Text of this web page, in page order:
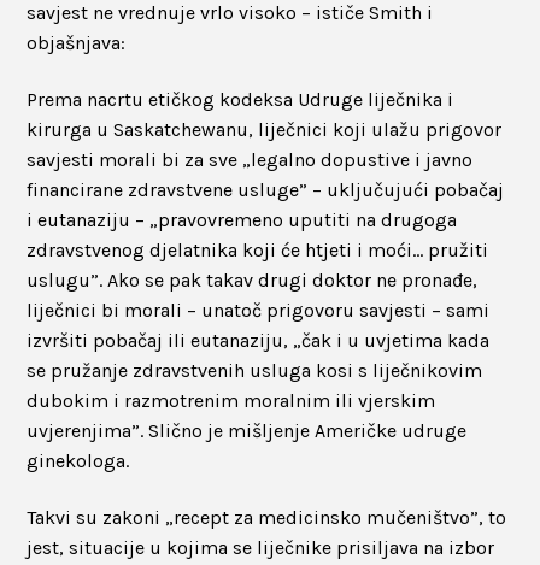
savjest ne vrednuje vrlo visoko – ističe Smith i
objašnjava:
Prema nacrtu etičkog kodeksa Udruge liječnika i
kirurga u Saskatchewanu, liječnici koji ulažu prigovor
savjesti morali bi za sve „legalno dopustive i javno
financirane zdravstvene usluge” – uključujući pobačaj
i eutanaziju – „pravovremeno uputiti na drugoga
zdravstvenog djelatnika koji će htjeti i moći… pružiti
uslugu”. Ako se pak takav drugi doktor ne pronađe,
liječnici bi morali – unatoč prigovoru savjesti – sami
izvršiti pobačaj ili eutanaziju, „čak i u uvjetima kada
se pružanje zdravstvenih usluga kosi s liječnikovim
dubokim i razmotrenim moralnim ili vjerskim
uvjerenjima”. Slično je mišljenje Američke udruge
ginekologa.
Takvi su zakoni „recept za medicinsko mučeništvo”, to
jest, situacije u kojima se liječnike prisiljava na izbor